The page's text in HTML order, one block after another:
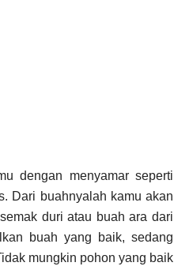
dengan menyamar seperti
Dari buahnyalah kamu akan
duri atau buah ara dari
buah yang baik, sedang
mungkin pohon yang baik